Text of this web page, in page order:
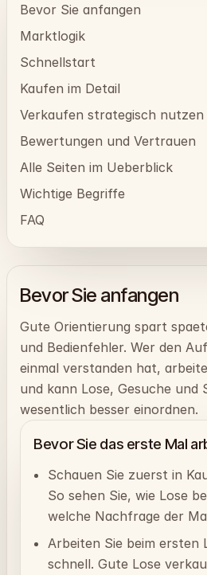
Bevor Sie anfangen
Marktlogik
Schnellstart
Kaufen im Detail
Verkaufen strategisch nutzen
Bewertungen und Vertrauen
Alle Seiten im Ueberblick
Wichtige Begriffe
FAQ
Bevor Sie anfangen
Gute Orientierung spart
und Bedienfehler. Wer den
einmal verstanden hat,
und kann Lose, Gesuche
wesentlich besser einordnen.
Bevor Sie das erste Mal
Schauen Sie zuerst in
So sehen Sie, wie Lose
welche Nachfrage der
Arbeiten Sie beim ersten
schnell. Gute Lose